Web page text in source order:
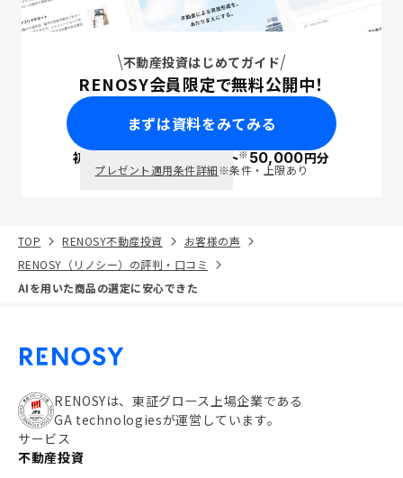
不動産投資はじめてガイド
RENOSY会員限定で無料公開中！
まずは資料をみてみる
初回面談で ポイント※50,000円分
プレゼント適用条件詳細※条件・上限あり
TOP RENOSY不動産投資
お客様の声
RENOSY（リノシー）の評判・口コミ
AIを用いた商品の選定に安心できた
RENOSYは、東証グロース上場企業である
GA technologiesが運営しています。
サービス
不動産投資